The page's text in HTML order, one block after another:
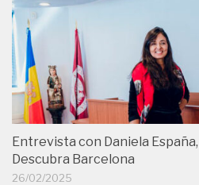
Entrevista con Daniela
Descubra Barcelona
26/02/2025